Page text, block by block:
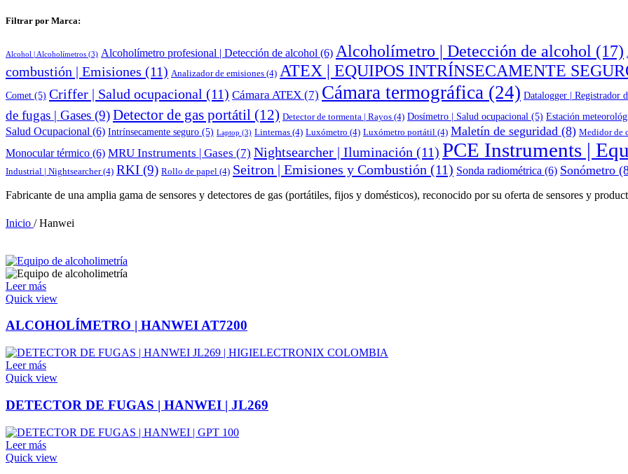
Filtrar por Marca:
Alcohol | Alcoholímetros (3) Alcoholímetro profesional | Detección de alcohol (6) Alcoholímetro | Detección de alcohol (17)
combustión | Emisiones (11) Analizador de emisiones (4) ATEX | EQUIPOS INTRÍNSECAMENTE
Comet (5) Criffer | Salud ocupacional (11) Cámara ATEX (7) Cámara termográfica (24) Datalogger | Registrador
de fugas | Gases (9)Detector de gas portátil (12) Detector de tormenta | Rayos (4) Dosímetro | Salud ocupacional (5) Estación
Salud Ocupacional (6) Intrínsecamente seguro (5) Laptop (3) Linternas (4) Luxómetro (4) Luxómetro portátil (4) Maletín de seguridad (8) Medidor de
Monocular térmico (6) MRU Instruments | Gases (7) Nightsearcher | Iluminación (11) PCE Instruments |
Industrial | Nightsearcher(4) RKI (9) Rollo de papel (4) Seitron | Emisiones y Combustión (11) Sonda radiométrica (6) Sonómetro
Fabricante de una amplia gama de sensores y detectores de gas (portátiles, fijos y domésticos), reconocido por su oferta de sensores y
Inicio / Hanwei
Leer más
Quick view
ALCOHOLÍMETRO | HANWEI AT7200
Leer más
Quick view
DETECTOR DE FUGAS | HANWEI | JL269
Leer más
Quick view